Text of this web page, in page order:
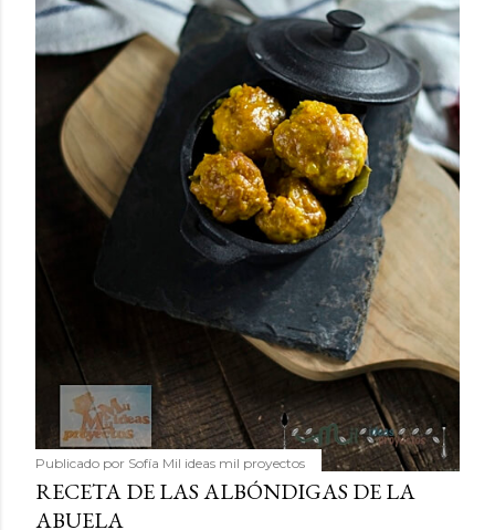
Publicado por Sofía Mil ideas mil proyectos
RECETA DE LAS ALBÓNDIGAS DE LA
ABUELA